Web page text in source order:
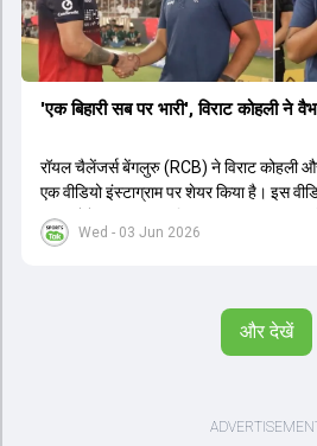
Wed - 03 Jun 2026
'एक बिहारी सब पर भारी', विराट कोहली ने
रॉयल चैलेंजर्स बेंगलुरु (RCB) ने विराट कोहली
एक वीडियो इंस्टाग्राम पर शेयर किया है। इस
सलाह देते हुए कहा, 'एक बिहारी सब पर भारी।
पर विश्वास रखने और नकारात्मक बातों पर ध्यान
सीरीज खेलेंगे। वहीं, विराट कोहली लंदन रवाना
और देखें